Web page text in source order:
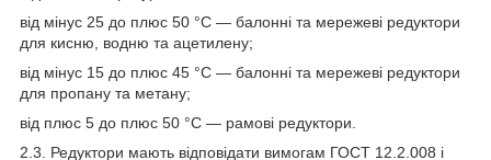
від мінус 25 до плюс 50 °C — балонні та мережеві редуктори
для кисню, водню та ацетилену;
від мінус 15 до плюс 45 °C — балонні та мережеві редуктори
для пропану та метану;
від плюс 5 до плюс 50 °C — рамові редуктори.
2.3. Редуктори мають відповідати вимогам ГОСТ 12.2.008 і